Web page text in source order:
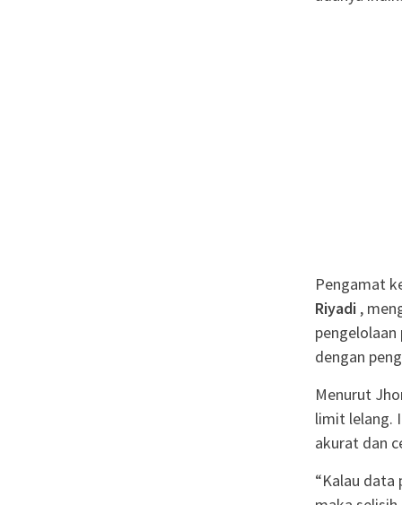
Pengamat
Riyadi ,
dengan
Menurut
limit lelang.
akurat dan
“Kalau data